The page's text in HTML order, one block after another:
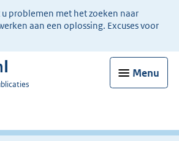
problemen met het zoeken naar
aan een oplossing. Excuses voor
Menu